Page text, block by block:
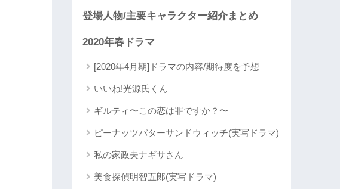
登場人物/主要キャラクター紹介まとめ
2020年春ドラマ
[2020年4月期]ドラマの内容/期待度を予想
いいね!光源氏くん
ギルティ〜この恋は罪ですか？〜
ピーナッツバターサンドウィッチ(実写ドラマ)
私の家政夫ナギサさん
美食探偵明智五郎(実写ドラマ)